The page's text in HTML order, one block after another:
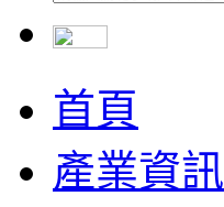
首頁
產業資訊